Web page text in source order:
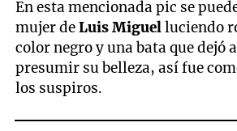
En esta mencionada pic se
mujer deLuis Miguelluciendo
color negro y una bata que dejó
presumir su belleza, así fue
los suspiros.